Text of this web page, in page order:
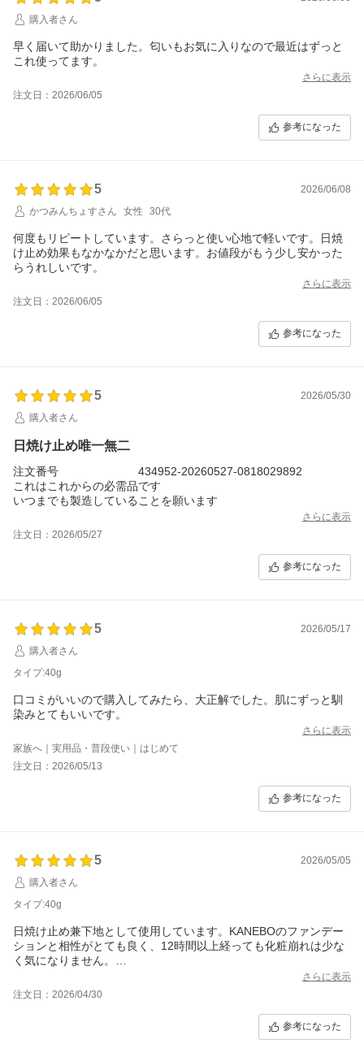
購入者さん
早く届いて助かりました。匂いもお気に入りなので最近はずっと
これ使ってます。
さらに表示
注文日：2026/06/05
参考になった
5
2026/06/08
かつみんちょすさん
女性 30代
何度もリピートしています。さらっと使い心地で軽いです。日焼
け止め効果もなかなかだと思います。お値段がもう少し安かった
らうれしいです。
さらに表示
注文日：2026/06/05
参考になった
5
2026/05/30
購入者さん
日焼け止め唯一無二
注文番号 434952-20260527-0818029892
これはこれからの必需品です
いつまでも製造していることを願います
さらに表示
注文日：2026/05/27
参考になった
5
2026/05/17
購入者さん
タイプ:40g
口コミがいいので購入してみたら、大正解でした。肌にずっと馴
染みとてもいいです。
さらに表示
家族へ｜実用品・普段使い｜はじめて
注文日：2026/05/13
参考になった
5
2026/05/05
購入者さん
タイプ:40g
日焼け止め兼下地として使用しています。KANEBOのファンデー
ションと相性がとても良く、12時間以上経っても化粧崩れは少な
く気になりません。
とてもみずみずしく、保湿されるのに軽い付け心地で気に入りま
した。
さらに表示
注文日：2026/04/30
参考になった